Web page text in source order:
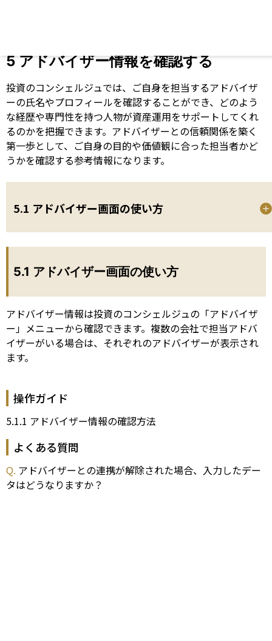
5 アドバイザー情報を確認する
投資のコンシェルジュでは、ご自身を担当するアドバイザ
ーの氏名やプロフィールを確認することができ、どのよう
な経歴や専門性を持つ人物が資産運用をサポートしてくれ
るのかを把握できます。アドバイザーとの信頼関係を築く
第一歩として、ご自身の目的や価値観に合った担当者かど
うかを確認する参考情報になります。
5.1 アドバイザー画面の使い方
5.1 アドバイザー画面の使い方
アドバイザー情報は投資のコンシェルジュの「アドバイザ
ー」メニューから確認できます。複数の会社で担当アドバ
イザーがいる場合は、それぞれのアドバイザーが表示され
ます。
操作ガイド
5.1.1 アドバイザー情報の確認方法
よくある質問
Q. アドバイザーとの連携が解除された場合、入力したデー
タはどうなりますか？